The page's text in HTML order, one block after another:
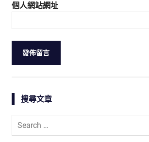
個人網站網址
搜尋文章